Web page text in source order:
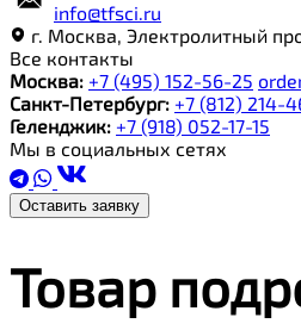
info@tfsci.ru
г. Москва, Электролитный
Все контакты
Москва: +7 (495) 152-56-25
Санкт-Петербург: +7 (812) 214-
Геленджик: +7 (918) 052-17-15
Мы в социальных сетях
Оставить заявку
Товар